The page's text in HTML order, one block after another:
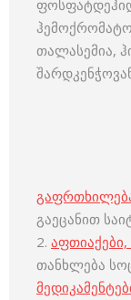
თალასემია,
გაეცანით
2.
თანხლება